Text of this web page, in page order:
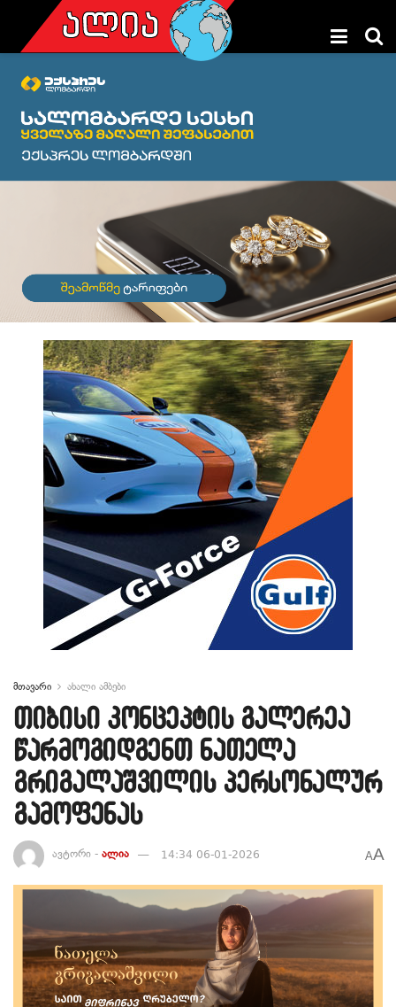
მთავარი ახალი ამბები
თიბისი კონცეპტის გალერეა
წარმოგიდგენთ ნათელა
გრიგალაშვილის პერსონალურ
გამოფენას
ავტორი - ალია 14:34 06-01-2026 AA